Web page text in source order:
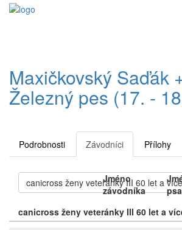
Maxičkovský Saďák
Železný pes (17. -
Podrobnosti Závodníci Přílohy
canicross ženy veteránky III 60 let a
Jméno
závodníka
psa
canicross ženy veteránky III 60 let a